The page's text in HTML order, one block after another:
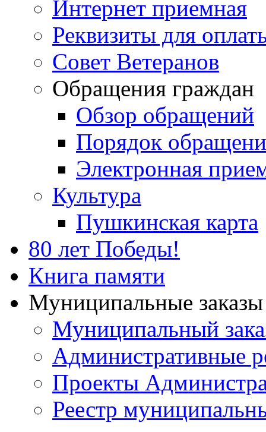
Интернет приемная
Реквизиты для
Совет Ветеранов
Обращения граждан
Обзор обращений
Порядок
Электронная
Культура
Пушкинская карта
80 лет Победы!
Книга памяти
Муниципальные
Муниципальный
Административные
Проекты
Реестр